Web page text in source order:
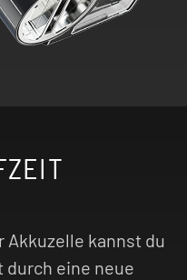
Akkuzelle kannst du
eine neue